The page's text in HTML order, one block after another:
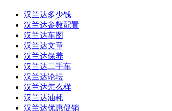
汉兰达多少钱
汉兰达参数配置
汉兰达车图
汉兰达文章
汉兰达保养
汉兰达二手车
汉兰达论坛
汉兰达怎么样
汉兰达油耗
汉兰达优惠促销